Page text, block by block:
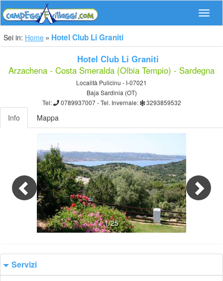
Sei in: Home Hotel Club Li Graniti
Hotel Club Li Graniti
Arzachena - Costa Smeralda (Olbia Tempio) - Sardegna
Località Pulicinu - I-07021
Baja Sardinia (OT)
Tel:
0789937007 - Tel. Invernale: 3293859532
Info Mappa
1/25
Servizi